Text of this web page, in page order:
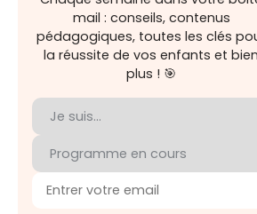
mail : conseils, contenus
pédagogiques, toutes les clés
la réussite de vos enfants et bien
plus ! 🎯